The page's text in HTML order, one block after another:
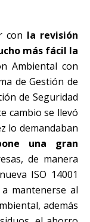
con la revisión
más fácil la
Ambiental con
de Gestión de
de Seguridad
cambio se llevó
lo demandaban
una gran
de manera
ISO 14001
mantenerse al
además